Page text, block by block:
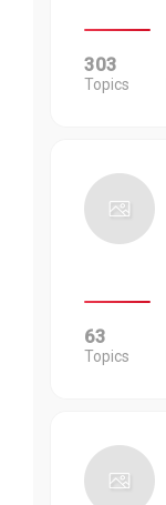
303
Topics
63
Topics